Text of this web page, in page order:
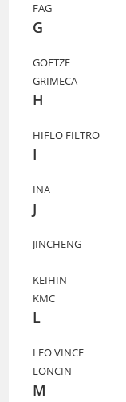
FAG
G
GOETZE
GRIMECA
H
HIFLO FILTRO
I
INA
J
JINCHENG
KEIHIN
KMC
L
LEO VINCE
LONCIN
M